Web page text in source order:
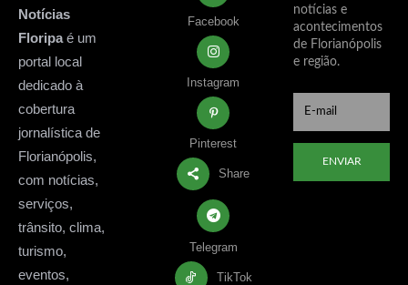
Notícias
Floripaé um
portal local
dedicado à
cobertura
jornalística de
Florianópolis,
com notícias,
serviços,
trânsito, clima,
turismo,
eventos,
Facebook
Instagram
Pinterest
Share
Telegram
TikTok
notícias e
acontecimentos
de Florianópolis
e região.
ENVIAR